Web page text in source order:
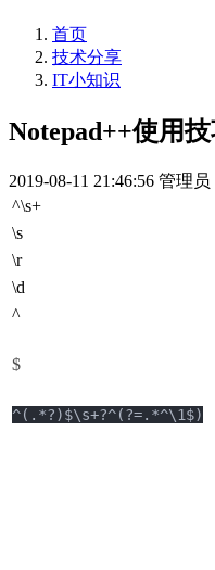
首页
技术分享
IT小知识
Notepad++使用
2019-08-11 21:46:56 管理员
^\s+
\s
\r
\d
^
$
^(.*?)$\s+?^(?=.*^\1$)